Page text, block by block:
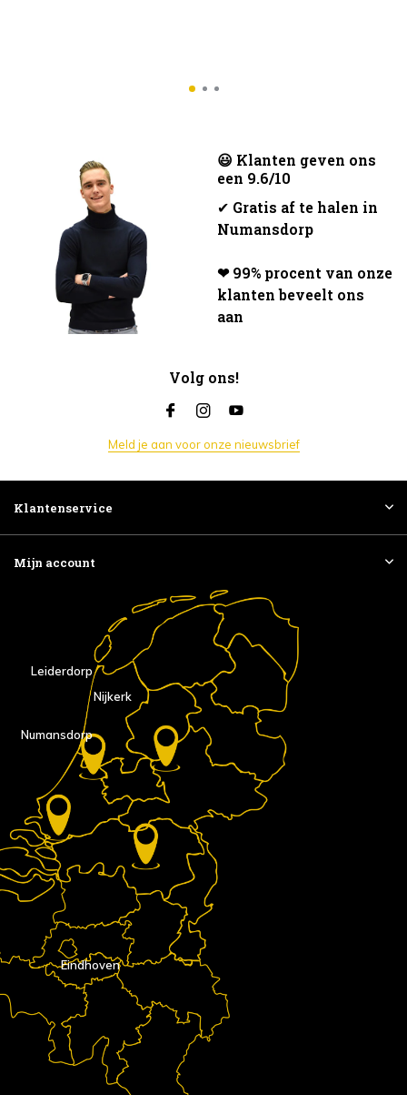
😃 Klanten geven ons
een 9.6/10
✔ Gratis af te halen in
Numansdorp
❤ 99% procent van onze
klanten beveelt ons
aan
Volg ons!
Meld je aan voor onze nieuwsbrief
Klantenservice
Mijn account
Eindhoven
Nijkerk
Numansdorp
Leiderdorp